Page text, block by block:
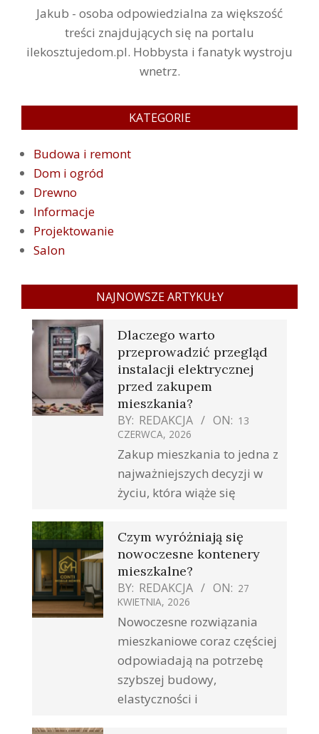
Jakub - osoba odpowiedzialna za większość
treści znajdujących się na portalu
ilekosztujedom.pl. Hobbysta i fanatyk wystroju
wnetrz.
KATEGORIE
Budowa i remont
Dom i ogród
Drewno
Informacje
Projektowanie
Salon
NAJNOWSZE ARTYKUŁY
Dlaczego warto
przeprowadzić przegląd
instalacji elektrycznej
przed zakupem
mieszkania?
BY: REDAKCJA ON: 13
CZERWCA, 2026
Zakup mieszkania to jedna z
najważniejszych decyzji w
życiu, która wiąże się
Czym wyróżniają się
nowoczesne kontenery
mieszkalne?
BY: REDAKCJA ON: 27
KWIETNIA, 2026
Nowoczesne rozwiązania
mieszkaniowe coraz częściej
odpowiadają na potrzebę
szybszej budowy,
elastyczności i